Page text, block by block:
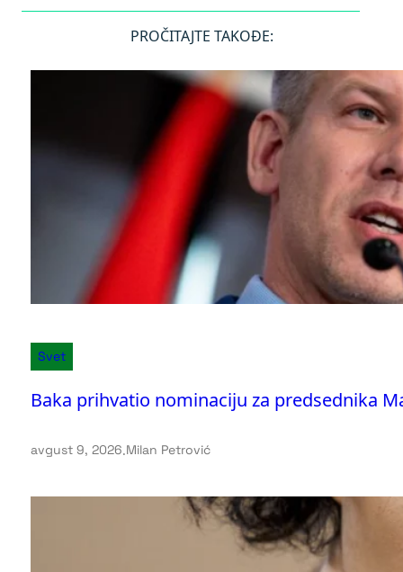
PROČITAJTE TAKOĐE:
Svet
Baka prihvatio nominaciju za predsednika
avgust 9, 2026.Milan Petrović